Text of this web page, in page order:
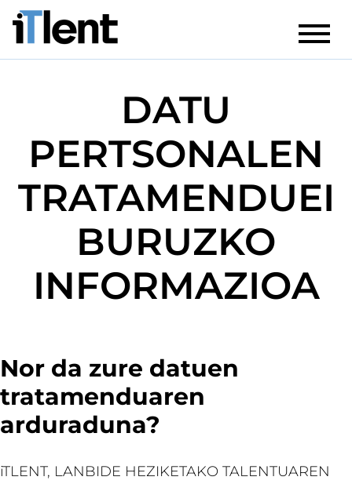
DATU
PERTSONALEN
TRATAMENDUEI
BURUZKO
INFORMAZIOA
Nor da zure datuen
tratamenduaren
arduraduna?
iTLENT, LANBIDE HEZIKETAKO TALENTUAREN